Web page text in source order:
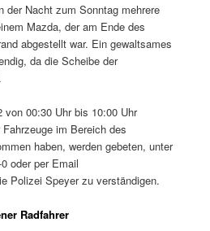
der Nacht zum Sonntag mehrere
Mazda, der am Ende des
abgestellt war. Ein gewaltsames
da die Scheibe der
von 00:30 Uhr bis 10:00 Uhr
im Bereich des
haben, werden gebeten, unter
oder per Email
Polizei Speyer zu verständigen.
Radfahrer